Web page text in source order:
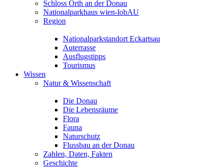
Schloss Orth an der Donau
Nationalparkhaus wien-lobAU
Region
Nationalparkstandort Eckartsau
Auterrasse
Ausflugstipps
Tourismus
Wissen
Natur & Wissenschaft
Die Donau
Die Lebensräume
Flora
Fauna
Naturschutz
Flussbau an der Donau
Zahlen, Daten, Fakten
Geschichte